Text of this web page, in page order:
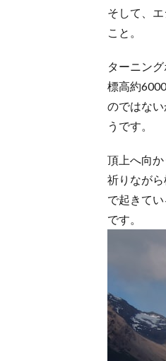
そして、
こと。
ターニン
標高約
のではな
うです。
頂上へ向
祈りなが
で起きて
です。